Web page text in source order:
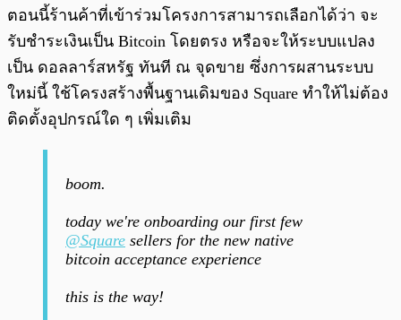
ตอนนี้ร้านค้าที่เข้าร่วมโครงการสามารถเลือกได้ว่า จะ
รับชำระเงินเป็น Bitcoin โดยตรง หรือจะให้ระบบแปลง
เป็น ดอลลาร์สหรัฐ ทันที ณ จุดขาย ซึ่งการผสานระบบ
ใหม่นี้ ใช้โครงสร้างพื้นฐานเดิมของ Square ทำให้ไม่ต้อง
ติดตั้งอุปกรณ์ใด ๆ เพิ่มเติม
boom.
today we're onboarding our first few
@Square sellers for the new native
bitcoin acceptance experience
this is the way!